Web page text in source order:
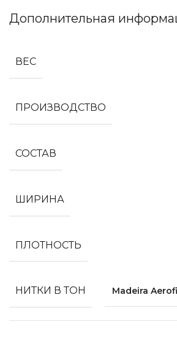
Дополнительная
ВЕС
ПРОИЗВОДСТВО
СОСТАВ
ШИРИНА
ПЛОТНОСТЬ
НИТКИ В ТОН Madeira